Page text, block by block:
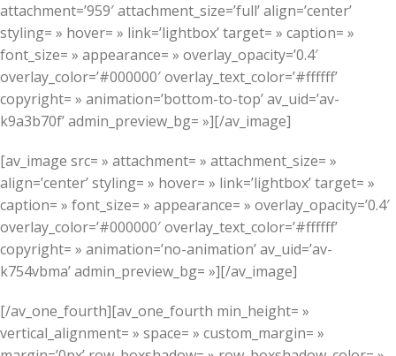
attachment=’959′ attachment_size=’full’ align=’center’
styling= » hover= » link=’lightbox’ target= » caption= »
font_size= » appearance= » overlay_opacity=’0.4′
overlay_color=’#000000′ overlay_text_color=’#ffffff’
copyright= » animation=’bottom-to-top’ av_uid=’av-
k9a3b70f’ admin_preview_bg= »][/av_image]
[av_image src= » attachment= » attachment_size= »
align=’center’ styling= » hover= » link=’lightbox’ target= »
caption= » font_size= » appearance= » overlay_opacity=’0.4′
overlay_color=’#000000′ overlay_text_color=’#ffffff’
copyright= » animation=’no-animation’ av_uid=’av-
k754vbma’ admin_preview_bg= »][/av_image]
[/av_one_fourth][av_one_fourth min_height= »
vertical_alignment= » space= » custom_margin= »